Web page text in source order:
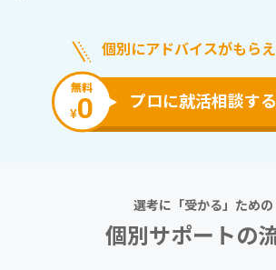
個別にアドバイスがもらえ
無料
¥0 プロに就活相談する
選考に「受かる」ための
個別サポートの